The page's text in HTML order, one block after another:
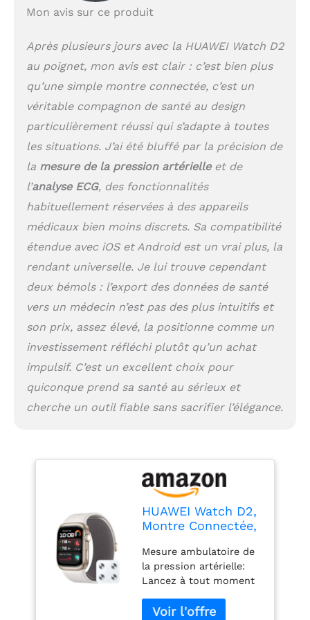
innovant avec bracelet
airbag mécanique ultra
fin de 26,5 mm qui
s’adapte parfaitement
et se gonfle facilement.
Il évacue également la
transpiration et apaise
retiré et remplacé par
une simple pression sur
le bouton Quick Release
la mesure de la
pression artérielle:
Définissez une heure,
mesure unique ou des
mesures à intervalles
l’évolution de votre
tension artérielle au fil
du temps sans aucun
effort Indicateurs de
santé multiples:
Obtenez des rapports
Health Glance en
quelques instants
un tout nouvel
indicateur de bien-être
émotionnel. Vous
des graphiques et des
tableaux pour voir
immédiatement ce que
votre corps vous dit
Analyse ECG battement
technologie des
Mon avis sur ce produit
Après plusieurs jours avec la HUAWEI Watch D2
au poignet, mon avis est clair : c’est bien plus
qu’une simple montre connectée, c’est un
véritable compagnon de santé au design
particulièrement réussi qui s’adapte à toutes
les situations. J’ai été bluffé par la précision de
la mesure de la pression artérielleet de
l’analyse ECG, des fonctionnalités
habituellement réservées à des appareils
médicaux bien moins discrets. Sa compatibilité
étendue avec iOS et Android est un vrai plus, la
rendant universelle. Je lui trouve cependant
deux bémols : l’export des données de santé
vers un médecin n’est pas des plus intuitifs et
son prix, assez élevé, la positionne comme un
investissement réfléchi plutôt qu’un achat
impulsif. C’est un excellent choix pour
quiconque prend sa santé au sérieux et
cherche un outil fiable sans sacrifier l’élégance.
HUAWEI Watch D2,
Montre Connectée,
ambulatoire de la
Pression artérielle,
Analyse ECG,
Surveillez
fréquence
Mesure ambulatoire de
la pression artérielle:
Lancez à tout moment
d’autosurveillance sur